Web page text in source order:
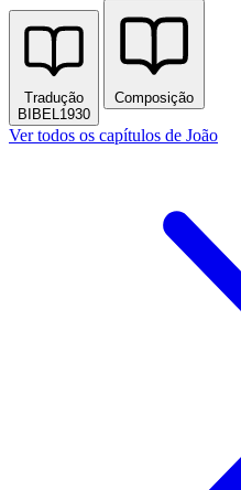
Tradução
BIBEL1930
Composição
Ver todos os capítulos de João